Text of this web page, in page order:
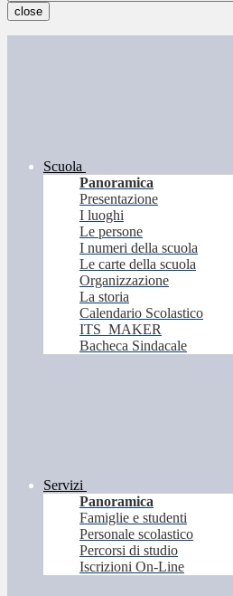
close
Scuola
Panoramica
Presentazione
I luoghi
Le persone
I numeri della scuola
Le carte della scuola
Organizzazione
La storia
Calendario Scolastico
ITS_MAKER
Bacheca Sindacale
Servizi
Panoramica
Famiglie e studenti
Personale scolastico
Percorsi di studio
Iscrizioni On-Line